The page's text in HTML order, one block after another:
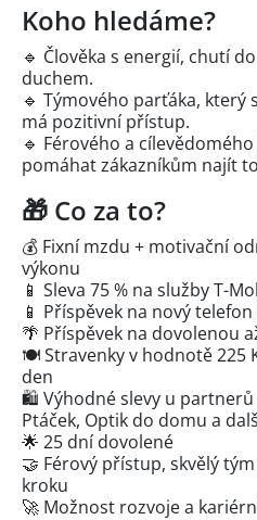
Koho hledáme?
🔹 Člověka s energií, chutí
duchem.
🔹 Týmového parťáka, který
má pozitivní přístup.
🔹 Férového a
pomáhat zákazníkům najít
🎁 Co za to?
💰 Fixní mzdu + motivační
výkonu
📱 Sleva 75 % na služby T-
📱 Příspěvek na nový telefon
🌴 Příspěvek na dovolenou
🍽️ Stravenky v hodnotě 225
den
🛍️ Výhodné slevy u
Ptáček, Optik do domu a
🌟 25 dní dovolené
🤝 Férový přístup, skvělý
kroku
🚀 Možnost rozvoje a